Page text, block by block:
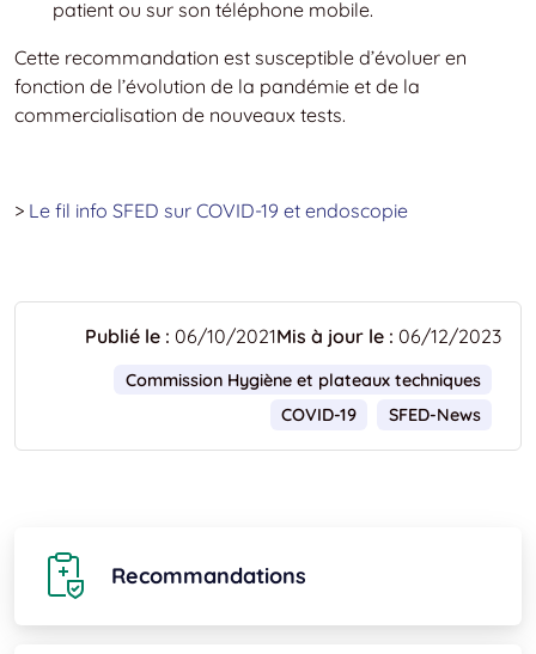
patient ou sur son téléphone mobile.
Cette recommandation est susceptible d’évoluer en
fonction de l’évolution de la pandémie et de la
commercialisation de nouveaux tests.
> Le fil info SFED sur COVID-19 et endoscopie
Publié le : 06/10/2021Mis à jour le : 06/12/2023
Commission Hygiène et plateaux techniques
COVID-19
SFED-News
Recommandations